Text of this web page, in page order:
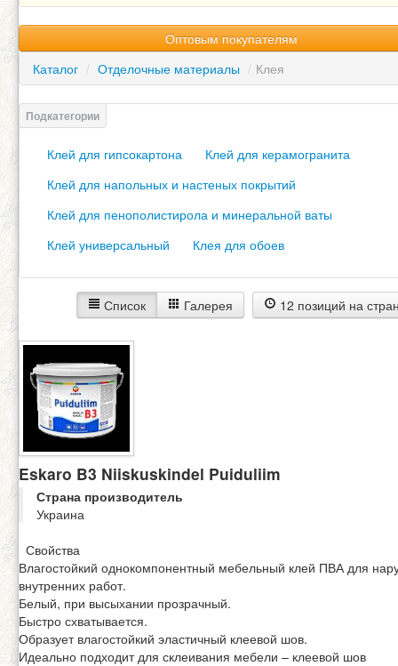
Оптовым покупателям
Каталог / Отделочные материалы / Клея
Клей для гипсокартона
Клей для керамогранита
Клей для напольных и настеных покрытий
Клей для пенополистирола и минеральной ваты
Клей универсальный
Клея для обоев
Список Галерея 12 позиций на
Eskaro B3 Niiskuskindel Puiduliim
Страна производитель
Украина
Свойства
Влагостойкий однокомпонентный мебельный клей ПВА для
внутренних работ.
Белый, при высыхании прозрачный.
Быстро схватывается.
Образует влагостойкий эластичный клеевой шов.
Идеально подходит для склеивания мебели – клеевой шов